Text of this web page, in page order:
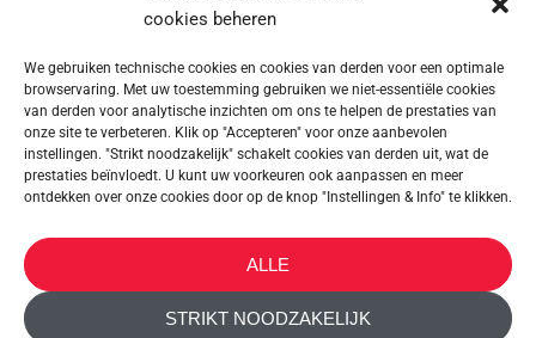
cookies beheren
We gebruiken technische cookies en cookies van derden voor een optimale
browservaring. Met uw toestemming gebruiken we niet-essentiële cookies
van derden voor analytische inzichten om ons te helpen de prestaties van
onze site te verbeteren. Klik op "Accepteren" voor onze aanbevolen
instellingen. "Strikt noodzakelijk" schakelt cookies van derden uit, wat de
prestaties beïnvloedt. U kunt uw voorkeuren ook aanpassen en meer
ontdekken over onze cookies door op de knop "Instellingen & Info" te klikken.
ALLE
STRIKT NOODZAKELIJK
METALTEX SA © 2023 Powered by Ticyweb